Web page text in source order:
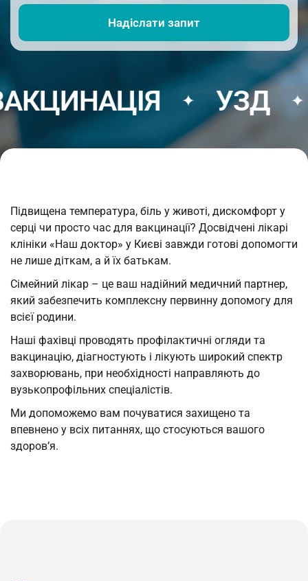
✦ УЗД ✦
Підвищена температура, біль у животі, дискомфорт у
серці чи просто час для вакцинації? Досвідчені лікарі
клініки «Наш доктор» у Києві завжди готові допомогти
не лише діткам, а й їх батькам.
Сімейний лікар – це ваш надійний медичний партнер,
який забезпечить комплексну первинну допомогу для
всієї родини.
Наші фахівці проводять профілактичні огляди та
вакцинацію, діагностують і лікують широкий спектр
захворювань, при необхідності направляють до
вузькопрофільних спеціалістів.
Ми допоможемо вам почуватися захищено та
впевнено у всіх питаннях, що стосуються вашого
здоров’я.